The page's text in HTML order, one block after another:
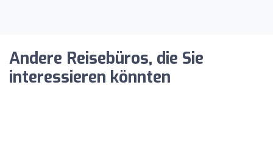
Andere Reisebüros, die Sie
interessieren könnten